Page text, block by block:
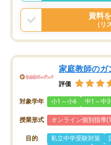
資料
（リ
家庭教師のガ
評価
対象学年 小1～小6 中1～中3
授業形式 オンライン個別指導
目的 私立中学受験対策